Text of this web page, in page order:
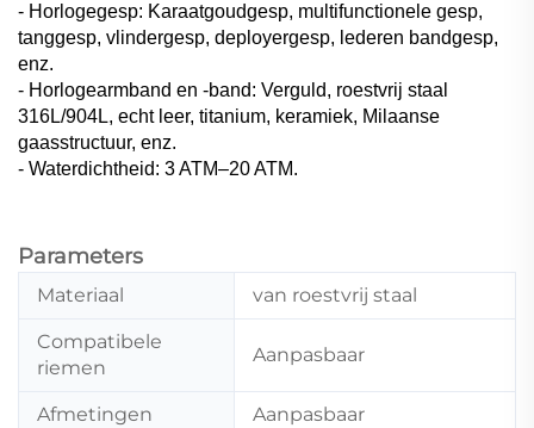
- Horlogegesp: Karaatgoudgesp, multifunctionele gesp,
tanggesp, vlindergesp, deployergesp, lederen bandgesp,
enz.
- Horlogearmband en -band: Verguld, roestvrij staal
316L/904L, echt leer, titanium, keramiek, Milaanse
gaasstructuur, enz.
- Waterdichtheid: 3 ATM–20 ATM.
Parameters
Materiaal van roestvrij staal
Compatibele
riemen
Aanpasbaar
Afmetingen Aanpasbaar